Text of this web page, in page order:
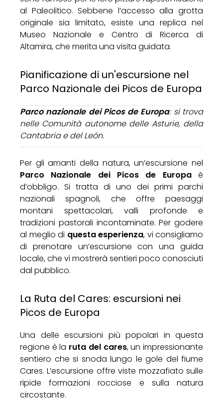
al Paleolitico. Sebbene l’accesso alla grotta
originale sia limitato, esiste una replica nel
Museo Nazionale e Centro di Ricerca di
Altamira, che merita una visita guidata.
Pianificazione di un'escursione nel
Parco Nazionale dei Picos de Europa
Parco nazionale dei Picos de Europa: si trova
nelle Comunità autonome delle Asturie, della
Cantabria e del León.
Per gli amanti della natura, un’escursione nel
Parco Nazionale dei Picos de Europaè
d’obbligo. Si tratta di uno dei primi parchi
nazionali spagnoli, che offre paesaggi
montani spettacolari, valli profonde e
tradizioni pastorali incontaminate. Per godere
al meglio di questa esperienza, vi consigliamo
di prenotare un’escursione con una guida
locale, che vi mostrerà sentieri poco conosciuti
dal pubblico.
La Ruta del Cares: escursioni nei
Picos de Europa
Una delle escursioni più popolari in questa
regione è la ruta del cares, un impressionante
sentiero che si snoda lungo le gole del fiume
Cares. L’escursione offre viste mozzafiato sulle
ripide formazioni rocciose e sulla natura
circostante.